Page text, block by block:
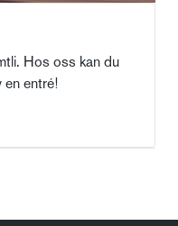
Hos oss kan du
en entré!